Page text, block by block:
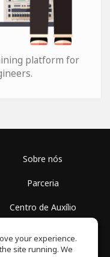
platform for
Sobre nós
Parceria
Centro de Auxílio
your experience.
site running. We